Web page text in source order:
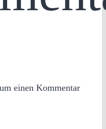
einen Kommentar